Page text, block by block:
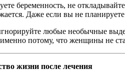
беременность, не
Даже если вы не
любые необычные
потому, что женщины не
жизни после лечения